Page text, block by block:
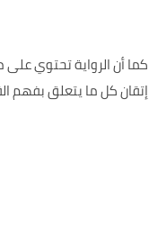
إتقان كل ما يتعلق